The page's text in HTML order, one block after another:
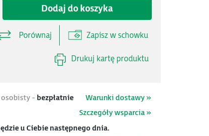
Dodaj do koszyka
Porównaj Zapisz w schowku
Drukuj kartę produktu
osobisty - bezpłatnie
Warunki dostawy »
Szczegóły wsparcia »
u Ciebie następnego dnia.